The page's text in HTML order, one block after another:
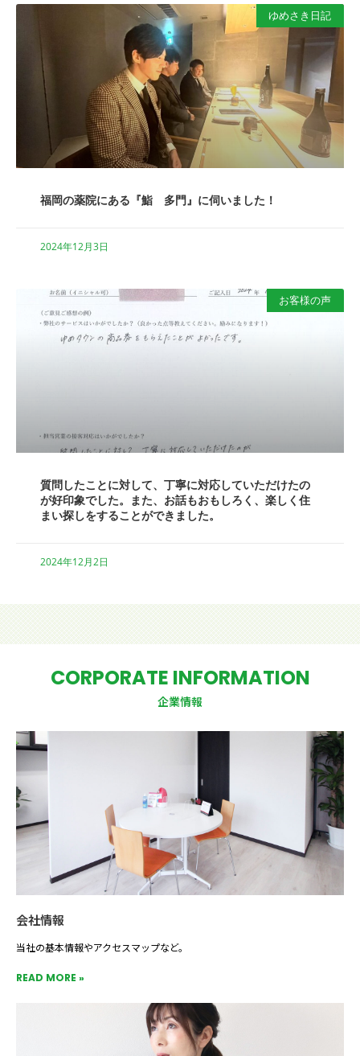
ゆめさき日記
福岡の薬院にある『鮨 多門』に伺いました！
2024年12月3日
お客様の声
質問したことに対して、丁寧に対応していただけたの
が好印象でした。また、お話もおもしろく、楽しく住
まい探しをすることができました。
2024年12月2日
CORPORATE INFORMATION
企業情報
会社情報
当社の基本情報やアクセスマップなど。
READ MORE »